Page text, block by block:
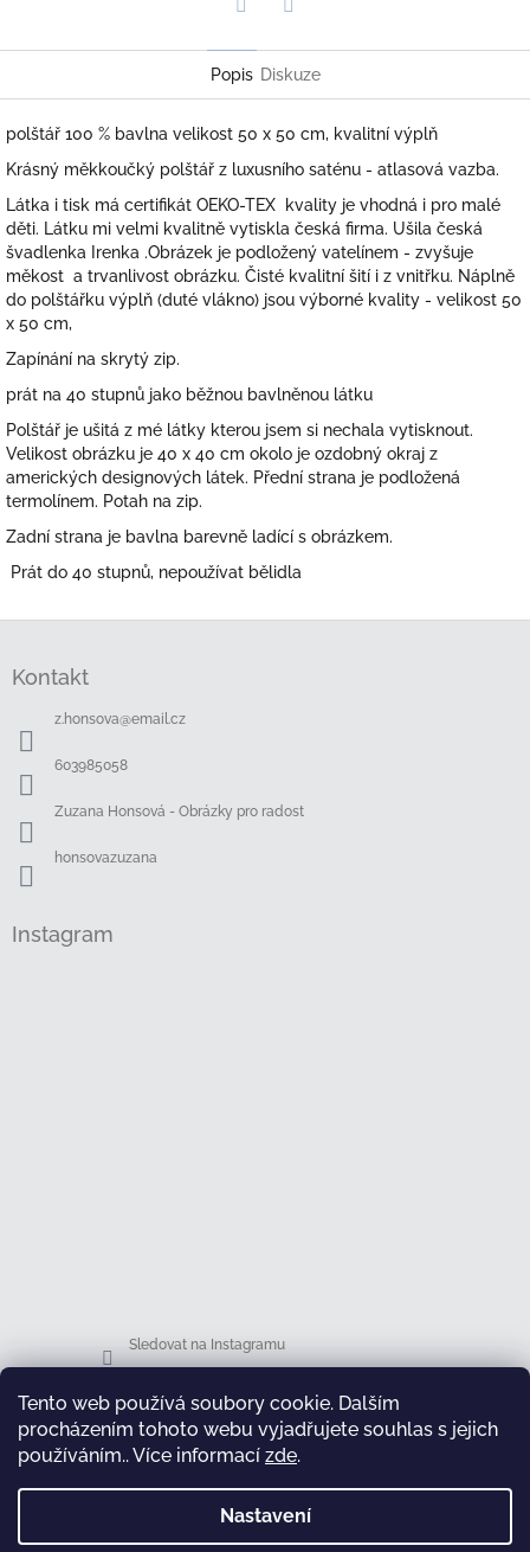
Tento web používá soubory cookie. Dalším
procházením tohoto webu vyjadřujete souhlas s jejich
používáním.. Více informací zde.
Nastavení
Popis Diskuze
polštář 100 % bavlna velikost 50 x 50 cm, kvalitní výplň
Krásný měkkoučký polštář z luxusního saténu - atlasová vazba.
Látka i tisk má certifikát OEKO-TEX kvality je vhodná i pro malé
děti. Látku mi velmi kvalitně vytiskla česká firma. Ušila česká
švadlenka Irenka .Obrázek je podložený vatelínem - zvyšuje
měkost a trvanlivost obrázku. Čisté kvalitní šití i z vnitřku. Náplně
do polštářku výplň (duté vlákno) jsou výborné kvality - velikost 50
x 50 cm,
Zapínání na skrytý zip.
prát na 40 stupnů jako běžnou bavlněnou látku
Polštář je ušitá z mé látky kterou jsem si nechala vytisknout.
Velikost obrázku je 40 x 40 cm okolo je ozdobný okraj z
amerických designových látek. Přední strana je podložená
termolínem. Potah na zip.
Zadní strana je bavlna barevně ladící s obrázkem.
Prát do 40 stupnů, nepoužívat bělidla
Kontakt
z.honsova@email.cz
603985058
Zuzana Honsová - Obrázky pro radost
honsovazuzana
Instagram
Sledovat na Instagramu
Facebook
test